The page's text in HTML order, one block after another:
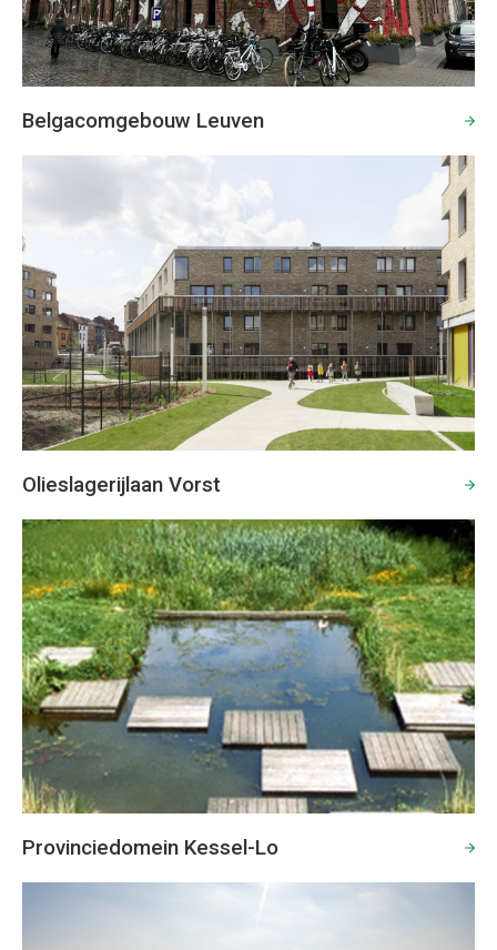
Belgacomgebouw Leuven
Olieslagerijlaan Vorst
Provinciedomein Kessel-Lo